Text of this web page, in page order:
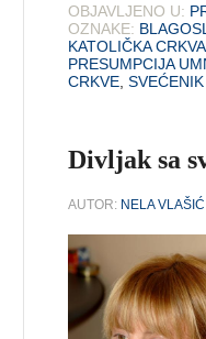
OBJAVLJENO U:
OZNAKE:
KATOLIČKA CRKVA
PRESUMPCIJA
CRKVE ,SVEĆENIK
Divljak sa
AUTOR: NELA VLAŠIĆ